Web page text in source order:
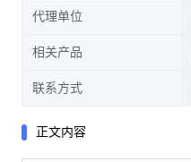
代理单位
相关产品
联系方式
正文内容